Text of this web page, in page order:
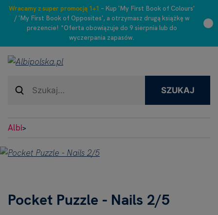
Wracamy z super promocją 1+1 – Kup 'My First Book of Colours'
/ 'My First Book of Opposites', a otrzymasz drugą książkę w
prezencie! *Oferta obowiązuje do 9 sierpnia lub do
wyczerpania zapasów.
SZUKAJ
Albi>
Pocket Puzzle - Nails 2/5